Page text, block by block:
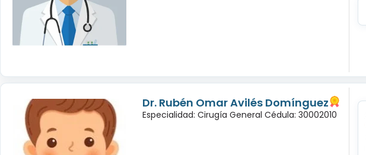
Dr. Rubén Omar Avilés Domínguez
Especialidad: Cirugía General Cédula: 30002010